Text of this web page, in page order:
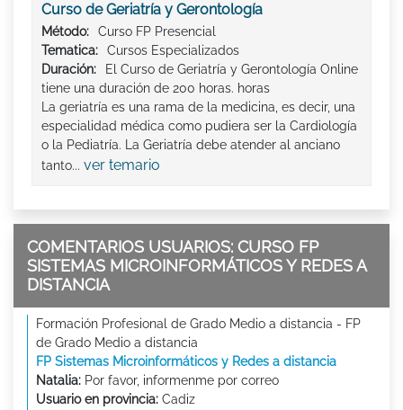
Curso de Geriatría y Gerontología
Método:
Curso FP Presencial
Tematica:
Cursos Especializados
Duración:
El Curso de Geriatría y Gerontología Online
tiene una duración de 200 horas. horas
La geriatría es una rama de la medicina, es decir, una
especialidad médica como pudiera ser la Cardiología
o la Pediatría. La Geriatría debe atender al anciano
tanto... ver temario
COMENTARIOS USUARIOS: CURSO FP
SISTEMAS MICROINFORMÁTICOS Y REDES A
DISTANCIA
Formación Profesional de Grado Medio a distancia - FP
de Grado Medio a distancia
FP Sistemas Microinformáticos y Redes a distancia
Natalia: Por favor, informenme por correo
Usuario en provincia: Cadiz